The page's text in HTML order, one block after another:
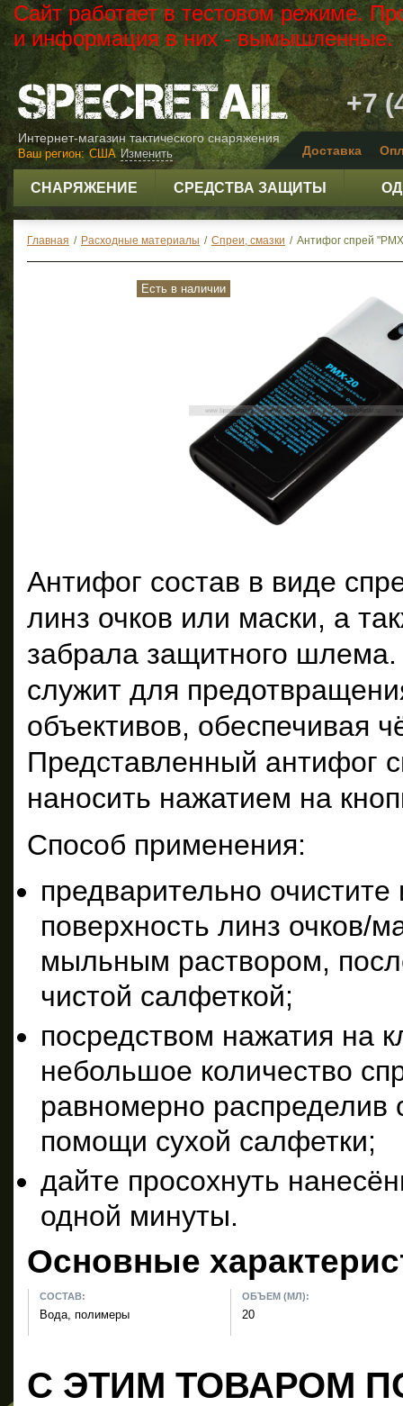
Сайт работает в тестовом режиме.
и информация в них - вымышленные.
Интернет-магазин тактического снаряжения
+7
Доставка
Изменить
Ваш регион: США
СНАРЯЖЕНИЕ СРЕДСТВА ЗАЩИТЫ
Главная / Расходные материалы / Спреи, смазки / Антифог спрей
Есть в наличии
Антифог состав в виде
линз очков или маски, а
забрала защитного
служит для
объективов, обеспечивая
Представленный антифог
наносить нажатием на
Способ применения:
предварительно
поверхность линз очков/
мыльным раствором,
чистой салфеткой;
посредством нажатия на
небольшое количество
равномерно распределив
помощи сухой салфетки;
дайте просохнуть
одной минуты.
Основные
СОСТАВ:
Вода, полимеры
ОБЪЕМ (МЛ):
20
С ЭТИМ ТОВАРОМ